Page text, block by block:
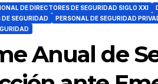
DE DIRECTORES DE SEGURIDAD SIGLO XXI
DE SEGURIDAD PERSONAL DE SEGURIDAD
Anual de